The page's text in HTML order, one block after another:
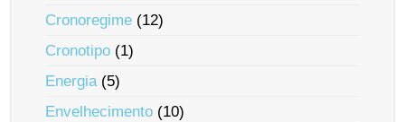
Cronoregime (12)
Cronotipo (1)
Energia(5)
Envelhecimento (10)